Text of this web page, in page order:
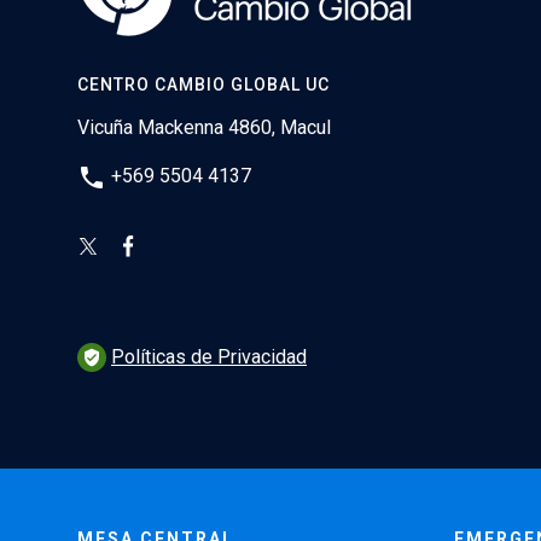
CENTRO CAMBIO GLOBAL UC
Vicuña Mackenna 4860, Macul
phone +569 5504 4137
verified_user Políticas de Privacidad